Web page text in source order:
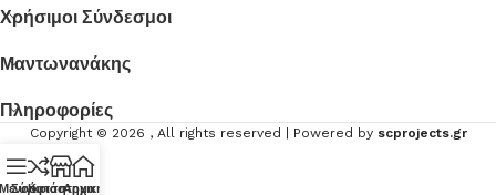
Χρήσιμοι Σύνδεσμοι
Μαντωνανάκης
Πληροφορίες
Copyright © 2026 , All rights reserved | Powered by scprojects.gr
Σύγκριση
Κατάστημα
Αρχική